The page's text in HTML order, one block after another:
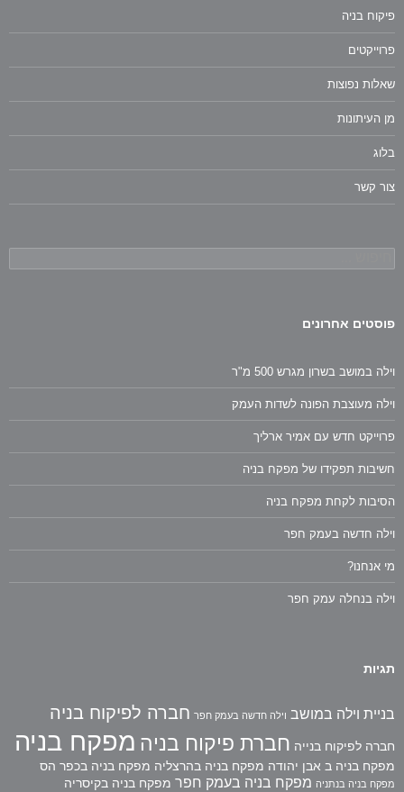
פיקוח בניה
פרוייקטים
שאלות נפוצות
מן העיתונות
בלוג
צור קשר
פוסטים אחרונים
וילה במושב בשרון מגרש 500 מ"ר
וילה מעוצבת הפונה לשדות העמק
פרוייקט חדש עם אמיר ארליך
חשיבות תפקידו של מפקח בניה
הסיבות לקחת מפקח בניה
וילה חדשה בעמק חפר
מי אנחנו?
וילה בנחלה עמק חפר
תגיות
בניית וילה במושב וילה חדשה בעמק חפר חברה לפיקוח בניה
חברה לפיקוח בנייה חברת פיקוח בניה מפקח בניה
מפקח בניה ב אבן יהודה מפקח בניה בהרצליה מפקח בניה בכפר הס
מפקח בניה בנתניה מפקח בניה בעמק חפר מפקח בניה בקיסריה